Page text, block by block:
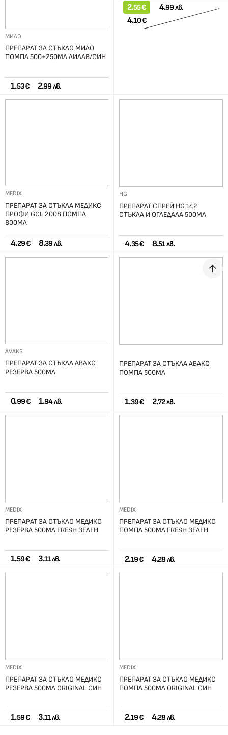
МИЛО
ПРЕПАРАТ ЗА СТЪКЛО МИЛО
ПОМПА 500+250МЛ ЛИЛАВ/СИН
1.53 € 2.99 лв.
2.55 € 4.99 лв.
4.10 €
MEDIX
ПРЕПАРАТ ЗА СТЪКЛА МЕДИКС
ПРОФИ GCL 2008 ПОМПА
800МЛ
4.29 € 8.39 лв.
HG
ПРЕПАРАТ СПРЕЙ HG 142
СТЪКЛА И ОГЛЕДАЛА 500МЛ
4.35 € 8.51 лв.
AVAKS
ПРЕПАРАТ ЗА СТЪКЛА АВАКС
РЕЗЕРВА 500МЛ
0.99 € 1.94 лв.
ПРЕПАРАТ ЗА СТЪКЛА АВАКС
ПОМПА 500МЛ
1.39 € 2.72 лв.
MEDIX
ПРЕПАРАТ ЗА СТЪКЛО МЕДИКС
РЕЗЕРВА 500МЛ FRESH ЗЕЛЕН
1.59 € 3.11 лв.
MEDIX
ПРЕПАРАТ ЗА СТЪКЛО МЕДИКС
ПОМПА 500МЛ FRESH ЗЕЛЕН
2.19 € 4.28 лв.
MEDIX
ПРЕПАРАТ ЗА СТЪКЛО МЕДИКС
РЕЗЕРВА 500МЛ ORIGINAL СИН
1.59 € 3.11 лв.
MEDIX
ПРЕПАРАТ ЗА СТЪКЛО МЕДИКС
ПОМПА 500МЛ ORIGINAL СИН
2.19 € 4.28 лв.